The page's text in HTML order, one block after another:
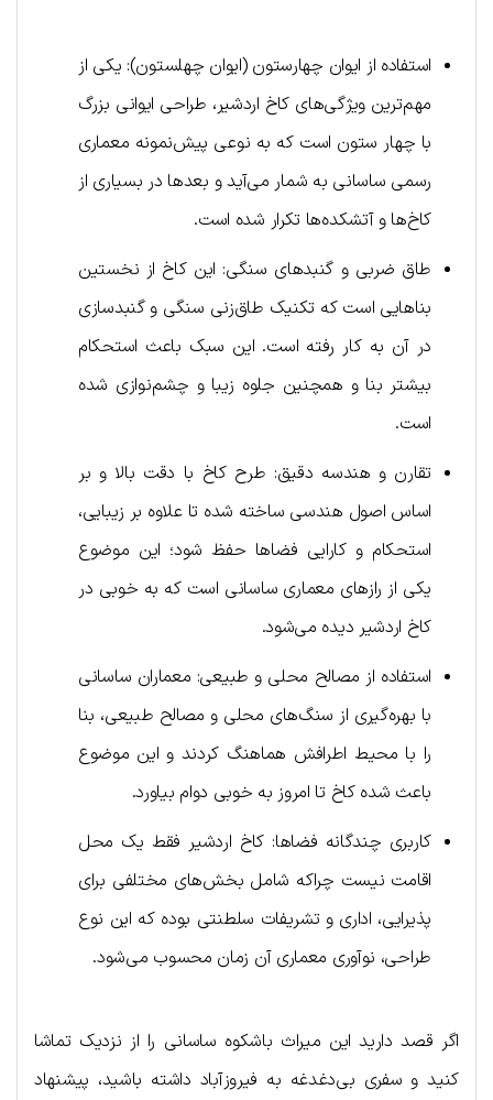
استفاده از ایوان چهارستون (ایوان چهلستون): یکی از
مهم‌ترین ویژگی‌های کاخ اردشیر، طراحی ایوانی بزرگ
با چهار ستون است که به نوعی پیش‌نمونه معماری
رسمی ساسانی به شمار می‌آید و بعدها در بسیاری از
کاخ‌ها و آتشکده‌ها تکرار شده است.
طاق ضربی و گنبدهای سنگی: این کاخ از نخستین
بناهایی است که تکنیک طاق‌زنی سنگی و گنبدسازی
در آن به کار رفته است. این سبک باعث استحکام
بیشتر بنا و همچنین جلوه زیبا و چشم‌نوازی شده
است.
تقارن و هندسه دقیق: طرح کاخ با دقت بالا و بر
اساس اصول هندسی ساخته شده تا علاوه بر زیبایی،
استحکام و کارایی فضاها حفظ شود؛ این موضوع
یکی از رازهای معماری ساسانی است که به خوبی در
کاخ اردشیر دیده می‌شود.
استفاده از مصالح محلی و طبیعی: معماران ساسانی
با بهره‌گیری از سنگ‌های محلی و مصالح طبیعی، بنا
را با محیط اطرافش هماهنگ کردند و این موضوع
باعث شده کاخ تا امروز به خوبی دوام بیاورد.
کاربری چندگانه فضاها: کاخ اردشیر فقط یک محل
اقامت نیست چرا‌‌که شامل بخش‌های مختلفی برای
پذیرایی، اداری و تشریفات سلطنتی بوده که این نوع
طراحی، نوآوری معماری آن زمان محسوب می‌شود.
اگر قصد دارید این میراث باشکوه ساسانی را از نزدیک تماشا
کنید و سفری بی‌دغدغه به فیروزآباد داشته باشید، پیشنهاد